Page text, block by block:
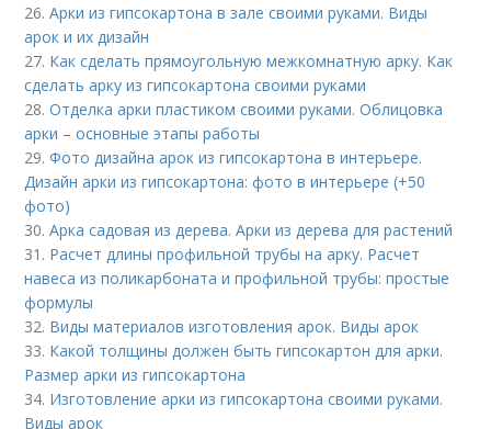
26.Арки из гипсокартона в зале своими руками. Виды
арок и их дизайн
27. Как сделать прямоугольную межкомнатную арку. Как
сделать арку из гипсокартона своими руками
28.Отделка арки пластиком своими руками. Облицовка
арки – основные этапы работы
29.Фото дизайна арок из гипсокартона в интерьере.
Дизайн арки из гипсокартона: фото в интерьере (+50
фото)
30.Арка садовая из дерева. Арки из дерева для растений
31. Расчет длины профильной трубы на арку. Расчет
навеса из поликарбоната и профильной трубы: простые
формулы
32. Виды материалов изготовления арок. Виды арок
33. Какой толщины должен быть гипсокартон для арки.
Размер арки из гипсокартона
34. Изготовление арки из гипсокартона своими руками.
Виды арок